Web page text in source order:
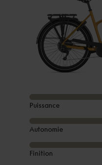
Puissance
Autonomie
Finition